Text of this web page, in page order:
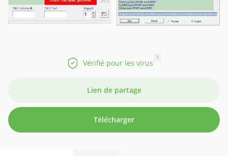
Vérifié pour les virus
?
Lien de partage
Télécharger